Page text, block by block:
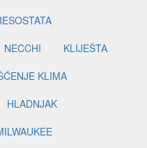
NECCHI
KLIJEŠTA
KLIMA
HLADNJAK